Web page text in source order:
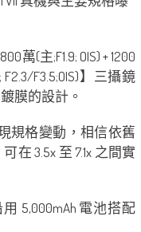
萬(主;F1.9; OIS) + 1200
F3.5;OIS)】三攝鏡
膜的設計。
規格變動，相信依舊
在 3.5x 至 7.1x 之間實
5,000mAh 電池搭配